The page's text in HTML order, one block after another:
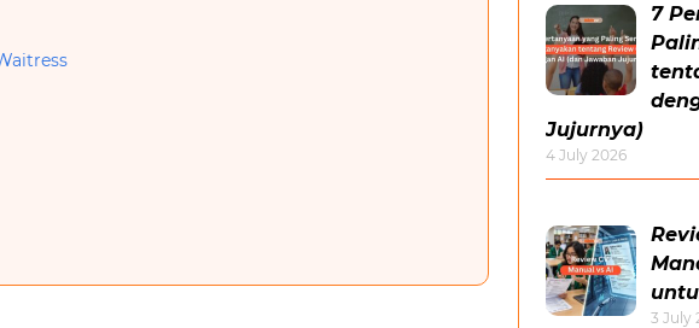
7
Jujurnya)
4 July 2026
3 July